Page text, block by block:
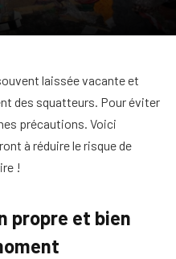
laissée vacante et
des squatteurs. Pour éviter
précautions. Voici
à réduire le risque de
!
propre et bien